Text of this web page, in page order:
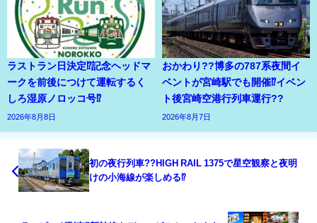
ラストラン日決定⁉記念ヘッドマ
ークを前後につけて運転するく
しろ湿原ノロッコ号⁉
2026年8月8日
おかわり??博多の787系夜間イ
ベントが宮崎駅でも開催⁉イベン
ト後宮崎空港行列車運行??
2026年8月7日
初の夜行列車??HIGH RAIL 1375で星空観察と夜明
けの小海線が楽しめる⁉